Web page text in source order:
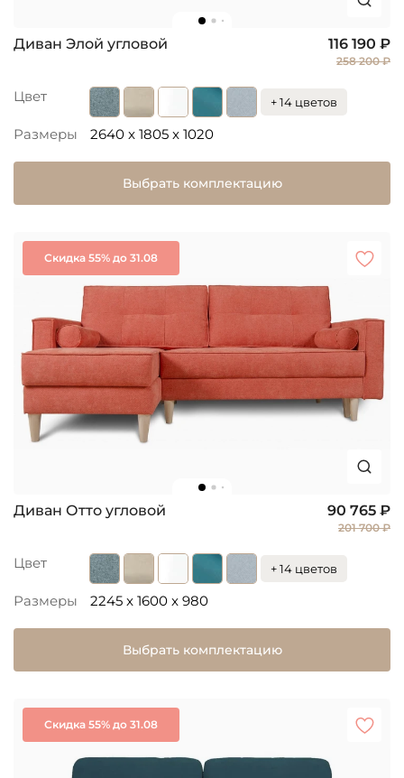
Диван Элой угловой 116 190 ₽
258 200 ₽
Цвет + 14 цветов
Размеры 2640 x 1805 x 1020
Выбрать комплектацию
Скидка 55% до 31.08
Диван Отто угловой 90 765 ₽
201 700 ₽
Цвет + 14 цветов
Размеры 2245 x 1600 x 980
Выбрать комплектацию
Скидка 55% до 31.08